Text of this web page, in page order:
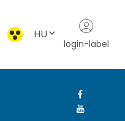
HU
login-label